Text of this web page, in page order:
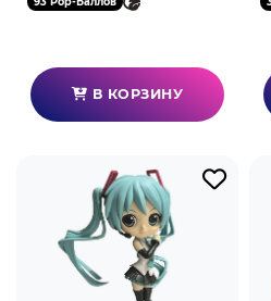
В КОРЗИНУ